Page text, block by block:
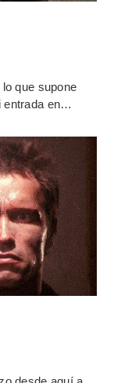
que supone
entrada en…